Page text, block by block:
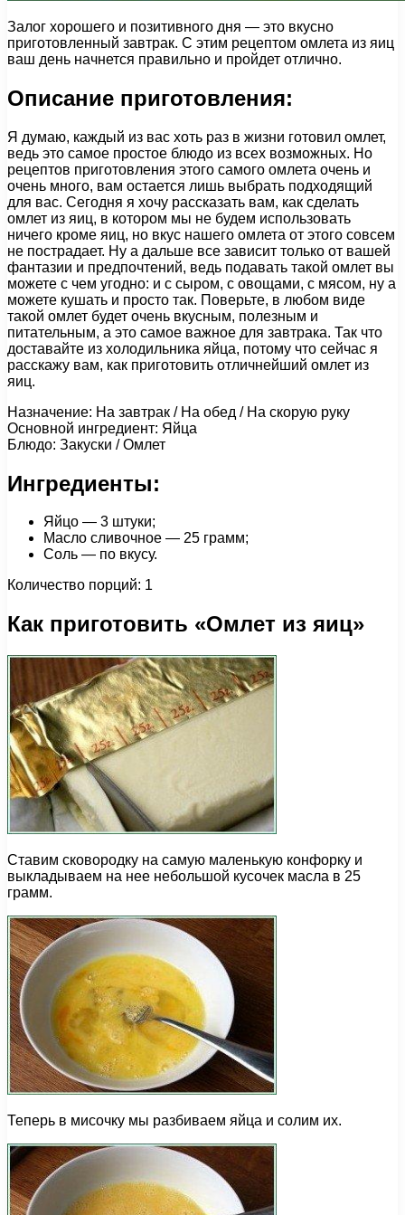
Залог хорошего и позитивного дня — это вкусно
приготовленный завтрак. С этим рецептом омлета из яиц
ваш день начнется правильно и пройдет отлично.
Описание приготовления:
Я думаю, каждый из вас хоть раз в жизни готовил омлет,
ведь это самое простое блюдо из всех возможных. Но
рецептов приготовления этого самого омлета очень и
очень много, вам остается лишь выбрать подходящий
для вас. Сегодня я хочу рассказать вам, как сделать
омлет из яиц, в котором мы не будем использовать
ничего кроме яиц, но вкус нашего омлета от этого совсем
не пострадает. Ну а дальше все зависит только от вашей
фантазии и предпочтений, ведь подавать такой омлет вы
можете с чем угодно: и с сыром, с овощами, с мясом, ну а
можете кушать и просто так. Поверьте, в любом виде
такой омлет будет очень вкусным, полезным и
питательным, а это самое важное для завтрака. Так что
доставайте из холодильника яйца, потому что сейчас я
расскажу вам, как приготовить отличнейший омлет из
яиц.
Назначение: На завтрак / На обед / На скорую руку
Основной ингредиент: Яйца
Блюдо: Закуски / Омлет
Ингредиенты:
Яйцо — 3 штуки;
Масло сливочное — 25 грамм;
Соль — по вкусу.
Количество порций: 1
Как приготовить «Омлет из яиц»
Ставим сковородку на самую маленькую конфорку и
выкладываем на нее небольшой кусочек масла в 25
грамм.
Теперь в мисочку мы разбиваем яйца и солим их.